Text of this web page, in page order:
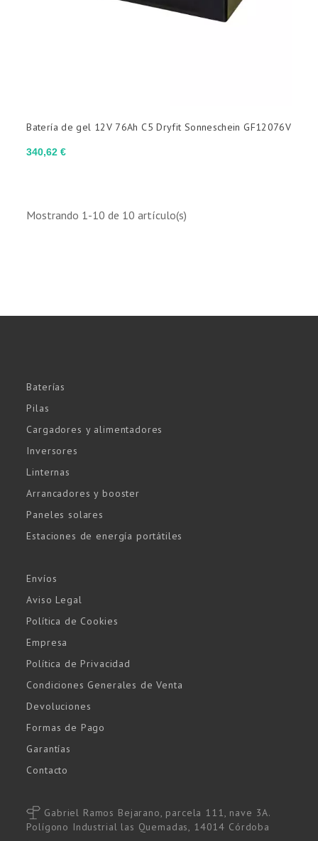
Precio
340,62 €
Batería de gel 12V 76Ah C5 Dryfit Sonneschein GF12076V
Mostrando 1-10 de 10 artículo(s)
Baterías
Pilas
Cargadores y alimentadores
Inversores
Linternas
Arrancadores y booster
Paneles solares
Estaciones de energía portátiles
Envíos
Aviso Legal
Política de Cookies
Empresa
Política de Privacidad
Condiciones Generales de Venta
Devoluciones
Formas de Pago
Garantías
Contacto
Gabriel Ramos Bejarano, parcela 111, nave 3A.
Polígono Industrial las Quemadas, 14014 Córdoba